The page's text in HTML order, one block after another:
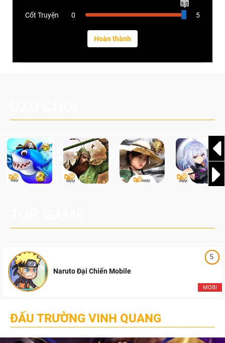
Cốt Truyện 0
5.0
5
5
MOBI
Naruto Đại Chiến Mobile
ĐẤU TRƯỜNG VINH QUANG